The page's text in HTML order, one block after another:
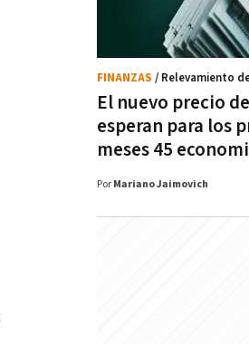
El nuevo precio
esperan para los
meses 45
FINANZAS / Relevamiento
Por Mariano Jaimovich